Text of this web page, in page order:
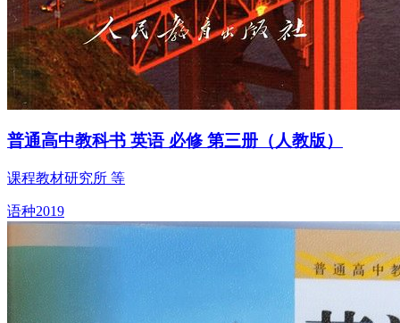
普通高中教科书 英语 必修 第三册（人教版）
课程教材研究所 等
语种2019